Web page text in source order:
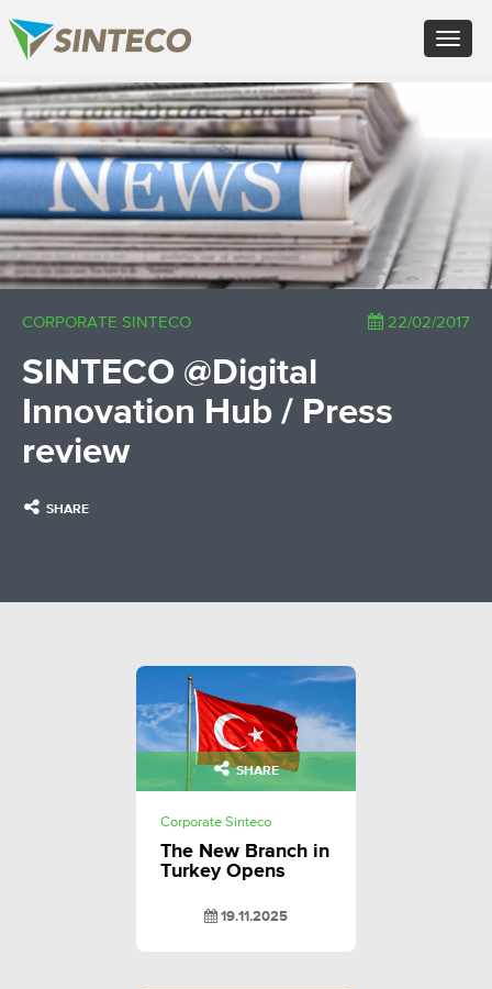
Toggle
×
ES - Español
PT - Português (PT)
RU - Русский
PL - Język polski
ZH - 汉语
JA - 日本語
TR - Türkçe
AE - اللغة العربية
CORPORATE SINTECO 22/02/2017
SINTECO @Digital
Innovation Hub / Press
review
SHARE
SHARE
Corporate Sinteco
The New Branch in
Turkey Opens
19.11.2025